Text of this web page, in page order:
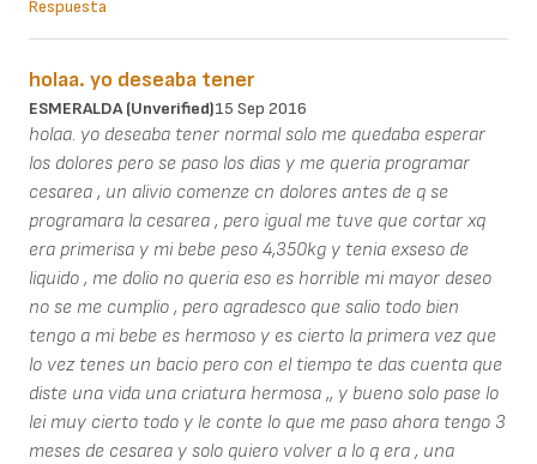
Respuesta
holaa. yo deseaba tener
ESMERALDA (unverified)15 Sep 2016
holaa. yo deseaba tener normal solo me quedaba esperar
los dolores pero se paso los dias y me queria programar
cesarea , un alivio comenze cn dolores antes de q se
programara la cesarea , pero igual me tuve que cortar xq
era primerisa y mi bebe peso 4,350kg y tenia exseso de
liquido , me dolio no queria eso es horrible mi mayor deseo
no se me cumplio , pero agradesco que salio todo bien
tengo a mi bebe es hermoso y es cierto la primera vez que
lo vez tenes un bacio pero con el tiempo te das cuenta que
diste una vida una criatura hermosa ,, y bueno solo pase lo
lei muy cierto todo y le conte lo que me paso ahora tengo 3
meses de cesarea y solo quiero volver a lo q era , una